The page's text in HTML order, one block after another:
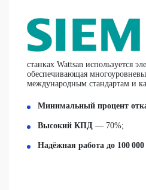
станках Wattsan используется
обеспечивающая
международным стандартам и
Минимальный процент
Высокий КПД — 70%;
Надёжная работа до 100 000